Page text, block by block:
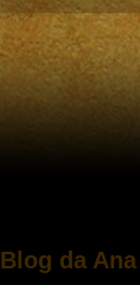
Blog da Ana